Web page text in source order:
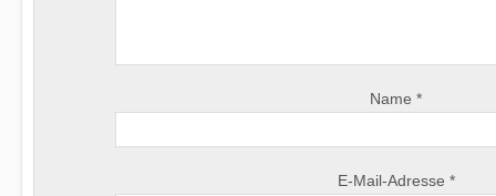
Name *
E-Mail-Adresse *